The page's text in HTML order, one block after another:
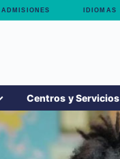
ADMISIONES IDIOMAS
Centros y Servicios